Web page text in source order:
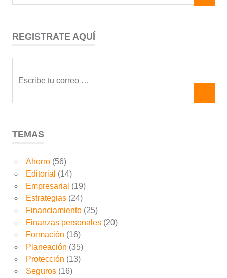
REGISTRATE AQUÍ
TEMAS
Ahorro(56)
Editorial (14)
Empresarial (19)
Estrategias(24)
Financiamiento(25)
Finanzas personales(20)
Formación (16)
Planeación (35)
Protección (13)
Seguros(16)